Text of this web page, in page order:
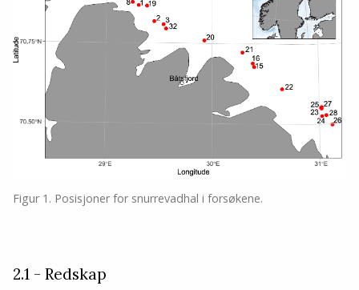
Figur 1. Posisjoner for snurrevadhal i forsøkene.
2.1 - Redskap